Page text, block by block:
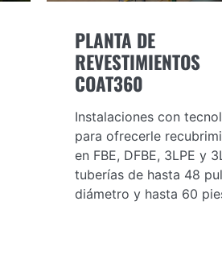
PLANTA DE
REVESTIMIENTOS
COAT360
Instalaciones con
para ofrecerle
en FBE, DFBE, 3LPE y
tuberías de hasta 48
diámetro y hasta 60